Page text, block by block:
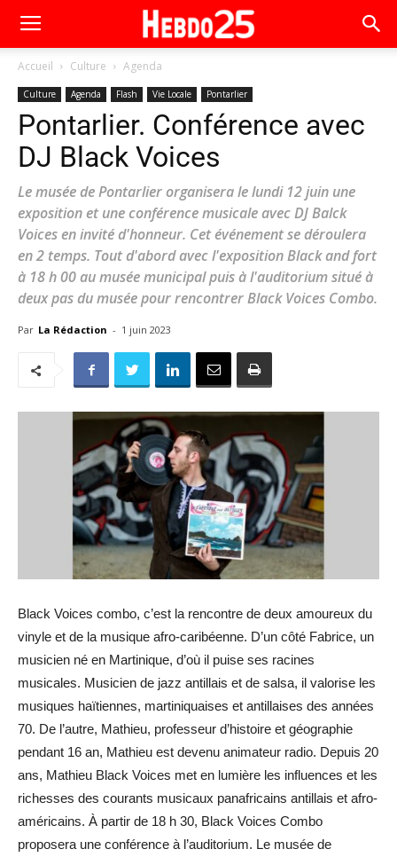
Accueil Culture Agenda
Culture Agenda Flash Vie Locale Pontarlier
Pontarlier. Conférence avec
DJ Black Voices
Le musée de Pontarlier organisera le lundi 12 juin une
exposition et une conférence musicale avec DJ Balck
Voices en invité d'honneur. Cet événement se déroulera
en 2 temps. Tout d'abord avec l'exposition Black and fort
à 18 h 00 au musée municipal puis à l'auditorium situé à
deux pas du musée pour rencontrer Black Voices Combo.
Par La Rédaction - 1 juin 2023
Black Voices combo, c’est la rencontre de deux amoureux du
vinyle et de la musique afro-caribéenne. D’un côté Fabrice, un
musicien né en Martinique, d’où il puise ses racines
musicales. Musicien de jazz antillais et de salsa, il valorise les
musiques haïtiennes, martiniquaises et antillaises des années
70. De l’autre, Mathieu, professeur d’histoire et géographie
pendant 16 an, Mathieu est devenu animateur radio. Depuis 20
ans, Mathieu Black Voices met en lumière les influences et les
richesses des courants musicaux panafricains antillais et afro-
américains. À partir de 18 h 30, Black Voices Combo
proposera une conférence à l’auditorium. Le musée de